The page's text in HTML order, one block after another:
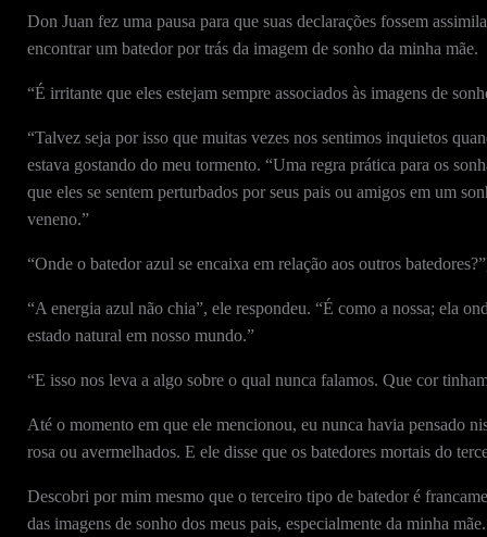
Don Juan fez uma pausa para que suas declarações fossem
encontrar um batedor por trás da imagem de sonho da minha mãe.
“É irritante que eles estejam sempre associados às imagens de
“Talvez seja por isso que muitas vezes nos sentimos inquietos
estava gostando do meu tormento. “Uma regra prática para os
que eles se sentem perturbados por seus pais ou amigos em um
veneno.”
“Onde o batedor azul se encaixa em relação aos outros
“A energia azul não chia”, ele respondeu. “É como a nossa; ela
estado natural em nosso mundo.”
“E isso nos leva a algo sobre o qual nunca falamos. Que cor
Até o momento em que ele mencionou, eu nunca havia pensado
rosa ou avermelhados. E ele disse que os batedores mortais do
Descobri por mim mesmo que o terceiro tipo de batedor é
das imagens de sonho dos meus pais, especialmente da minha